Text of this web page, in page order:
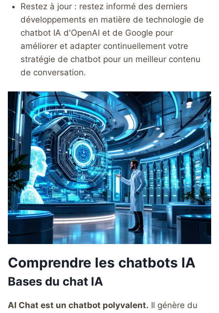
Restez à jour : restez informé des derniers
développements en matière de technologie de
chatbot IA d'OpenAI et de Google pour
améliorer et adapter continuellement votre
stratégie de chatbot pour un meilleur contenu
de conversation.
Comprendre les chatbots IA
Bases du chat IA
AI Chat est un chatbot polyvalent. Il génère du